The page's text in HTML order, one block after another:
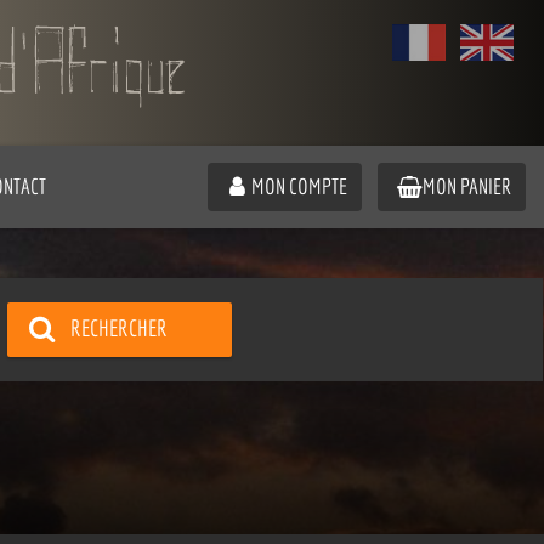
MON COMPTE MON PANIER
RECHERCHER